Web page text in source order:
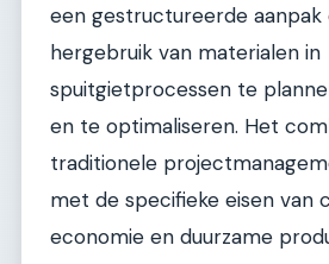
een gestructureerde aanpak
hergebruik van materialen in
spuitgietprocessen te
en te optimaliseren. Het
traditionele
met de specifieke eisen van
economie en duurzame